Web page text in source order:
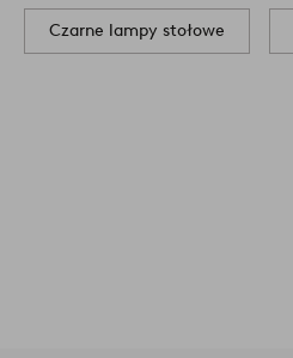
Czarne lampy stołowe